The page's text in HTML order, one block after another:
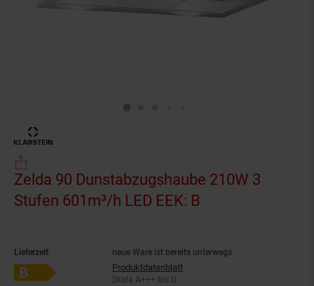
Zelda 90 Dunstabzugshaube 210W 3
Stufen 601m³/h LED EEK: B
Lieferzeit:
neue Ware ist bereits unterwegs
Energieeffizienzklasse B auf Skala A+++ bis D
Produktdatenblatt
Skala A+++ bis D